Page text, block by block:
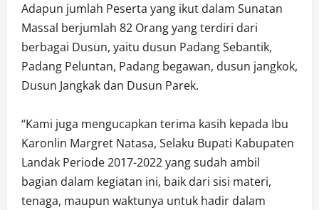
Adapun jumlah Peserta yang ikut dalam Sunatan
Massal berjumlah 82 Orang yang terdiri dari
berbagai Dusun, yaitu dusun Padang Sebantik,
Padang Peluntan, Padang begawan, dusun jangkok,
Dusun Jangkak dan Dusun Parek.
“Kami juga mengucapkan terima kasih kepada Ibu
Karonlin Margret Natasa, Selaku Bupati Kabupaten
Landak Periode 2017-2022 yang sudah ambil
bagian dalam kegiatan ini, baik dari sisi materi,
tenaga, maupun waktunya untuk hadir dalam